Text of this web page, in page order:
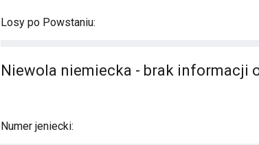
Losy po Powstaniu:
Niewola niemiecka - brak informacji
Numer jeniecki: